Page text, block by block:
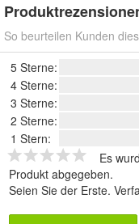
So beurteilen Kunden
5 Sterne:
4 Sterne:
3 Sterne:
2 Sterne:
1 Stern:
Es
Produkt abgegeben.
Seien Sie der Erste.